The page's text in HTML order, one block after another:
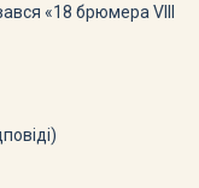
«18 брюмера VIII